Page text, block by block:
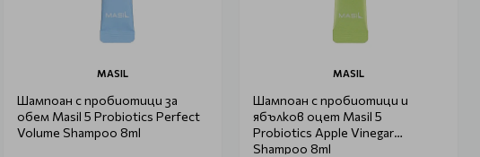
MASIL
Шампоан с пробиотици за
обем Masil 5 Probiotics Perfect
Volume Shampoo 8ml
MASIL
Шампоан с пробиотици и
ябълков оцет Masil 5
Probiotics Apple Vinegar
Shampoo 8ml